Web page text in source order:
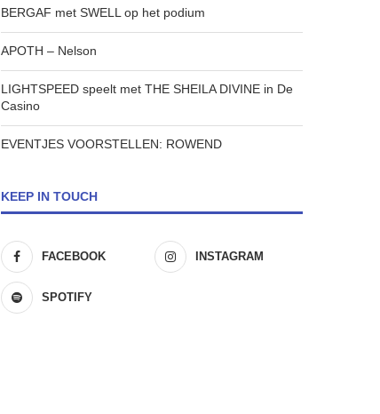
BERGAF met SWELL op het podium
APOTH – Nelson
LIGHTSPEED speelt met THE SHEILA DIVINE in De
Casino
EVENTJES VOORSTELLEN: ROWEND
KEEP IN TOUCH
FACEBOOK INSTAGRAM
SPOTIFY